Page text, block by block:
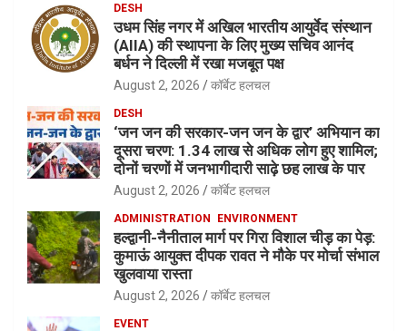
DESH
उधम सिंह नगर में अखिल भारतीय आयुर्वेद संस्थान
(AIIA) की स्थापना के लिए मुख्य सचिव आनंद
बर्धन ने दिल्ली में रखा मजबूत पक्ष
August 2, 2026 कॉर्बेट हलचल
DESH
‘जन जन की सरकार-जन जन के द्वार’ अभियान का
दूसरा चरण: 1.34 लाख से अधिक लोग हुए शामिल;
दोनों चरणों में जनभागीदारी साढ़े छह लाख के पार
August 2, 2026 कॉर्बेट हलचल
ADMINISTRATION ENVIRONMENT
हल्द्वानी-नैनीताल मार्ग पर गिरा विशाल चीड़ का पेड़:
कुमाऊं आयुक्त दीपक रावत ने मौके पर मोर्चा संभाल
खुलवाया रास्ता
August 2, 2026 कॉर्बेट हलचल
EVENT